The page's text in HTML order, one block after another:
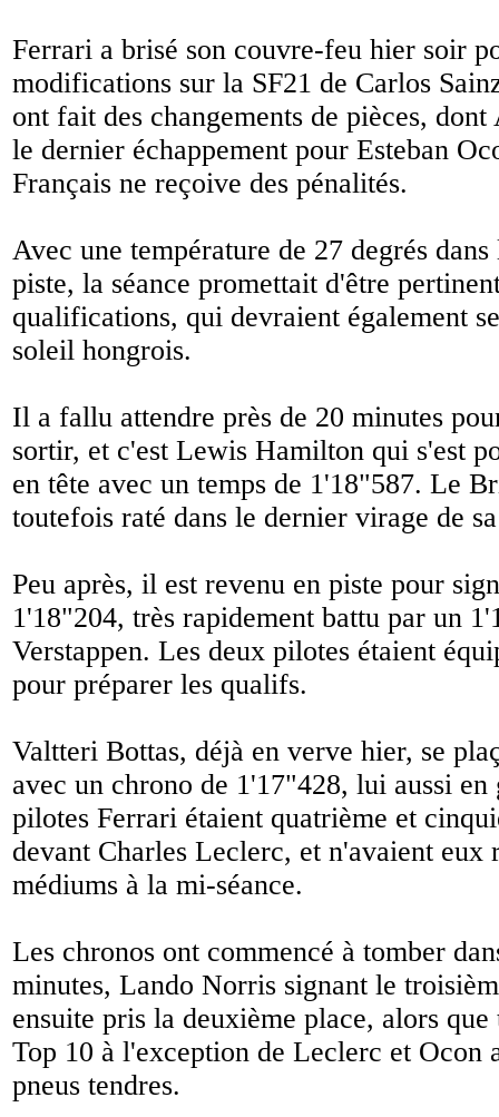
Ferrari a brisé son couvre-feu hier soir
modifications sur la SF21 de Carlos
ont fait des changements de pièces,
le dernier échappement pour Esteban
Français ne reçoive des pénalités.
Avec une température de 27 degrés
piste, la séance promettait d'être
qualifications, qui devraient également
soleil hongrois.
Il a fallu attendre près de 20 minutes
sortir, et c'est Lewis Hamilton qui s'est
en tête avec un temps de 1'18"587. Le
toutefois raté dans le dernier virage de
Peu après, il est revenu en piste pour
1'18"204, très rapidement battu par un
Verstappen. Les deux pilotes étaient
pour préparer les qualifs.
Valtteri Bottas, déjà en verve hier, se
avec un chrono de 1'17"428, lui aussi en
pilotes Ferrari étaient quatrième et
devant Charles Leclerc, et n'avaient eux
médiums à la mi-séance.
Les chronos ont commencé à tomber
minutes, Lando Norris signant le
ensuite pris la deuxième place, alors
Top 10 à l'exception de Leclerc et Ocon
pneus tendres.